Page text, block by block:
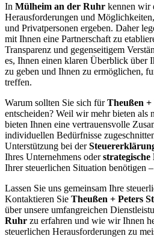
In Mülheim an der Ruhr kennen wir
Herausforderungen und
und Privatpersonen ergeben. Daher
mit Ihnen eine Partnerschaft zu
Transparenz und gegenseitigem
es, Ihnen einen klaren Überblick über
zu geben und Ihnen zu ermöglichen,
treffen.
Warum sollten Sie sich fürTheußen +
entscheiden? Weil wir mehr bieten als
bieten Ihnen eine vertrauensvolle
individuellen Bedürfnisse
Unterstützung bei der
Ihres Unternehmens oder
Ihrer steuerlichen Situation benötigen
Lassen Sie uns gemeinsam Ihre
Kontaktieren Sie Theußen + Peters
über unsere umfangreichen
Ruhr zu erfahren und wie wir Ihnen
steuerlichen Herausforderungen zu